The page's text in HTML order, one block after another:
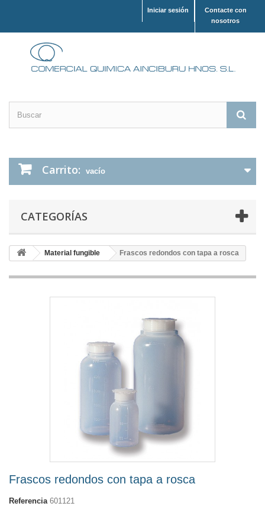
Contacte con
nosotros
Iniciar sesión
Carrito: vacío
CATEGORÍAS
Material fungible Frascos redondos con tapa a rosca
Frascos redondos con tapa a rosca
Referencia 601121